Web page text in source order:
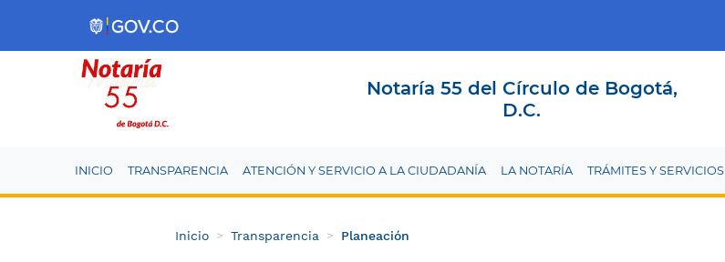
Notaría 55 del Círculo de Bogotá,
D.C.
INICIO TRANSPARENCIA ATENCIÓN Y SERVICIO A LA CIUDADANÍA LA NOTARÍA TRÁMITES Y SERVICIOS
Inicio Transparencia Planeación